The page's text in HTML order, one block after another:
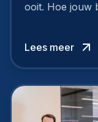
ooit. Hoe jouw
Lees meer